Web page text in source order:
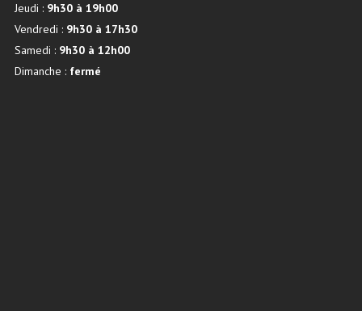
Jeudi : 9h30 à 19h00
Vendredi : 9h30 à 17h30
Samedi : 9h30 à 12h00
Dimanche : fermé